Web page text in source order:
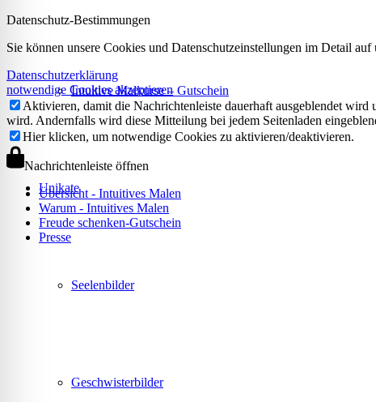
Intuitive Malkurse – Gutschein
Unikate
Seelenbilder
Geschwisterbilder
Datenschutz-Bestimmungen
Sie können unsere Cookies und Datenschutzeinstellungen im Detail
Datenschutzerklärung
notwendige Cookies akzeptieren
Aktivieren, damit die Nachrichtenleiste dauerhaft ausgeblendet
wird. Andernfalls wird diese Mitteilung bei jedem Seitenladen
Hier klicken, um notwendige Cookies zu aktivieren/deaktivieren.
Nachrichtenleiste öffnen
Übersicht - Intuitives Malen
Warum - Intuitives Malen
Freude schenken-Gutschein
Presse